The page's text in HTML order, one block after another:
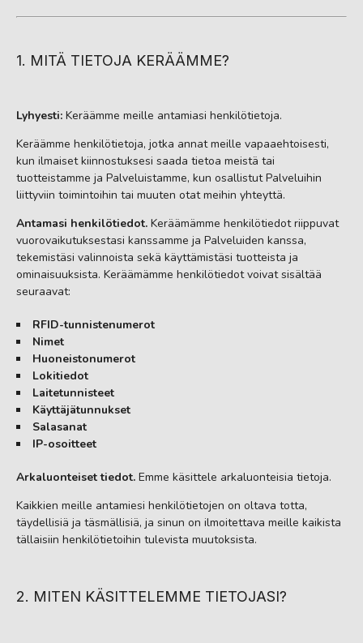
1. MITÄ TIETOJA KERÄÄMME?
Lyhyesti: Keräämme meille antamiasi henkilötietoja.
Keräämme henkilötietoja, jotka annat meille vapaaehtoisesti,
kun ilmaiset kiinnostuksesi saada tietoa meistä tai
tuotteistamme ja Palveluistamme, kun osallistut Palveluihin
liittyviin toimintoihin tai muuten otat meihin yhteyttä.
Antamasi henkilötiedot. Keräämämme henkilötiedot riippuvat
vuorovaikutuksestasi kanssamme ja Palveluiden kanssa,
tekemistäsi valinnoista sekä käyttämistäsi tuotteista ja
ominaisuuksista. Keräämämme henkilötiedot voivat sisältää
seuraavat:
RFID-tunnistenumerot
Nimet
Huoneistonumerot
Lokitiedot
Laitetunnisteet
Käyttäjätunnukset
Salasanat
IP-osoitteet
Arkaluonteiset tiedot. Emme käsittele arkaluonteisia tietoja.
Kaikkien meille antamiesi henkilötietojen on oltava totta,
täydellisiä ja täsmällisiä, ja sinun on ilmoitettava meille kaikista
tällaisiin henkilötietoihin tulevista muutoksista.
2. MITEN KÄSITTELEMME TIETOJASI?